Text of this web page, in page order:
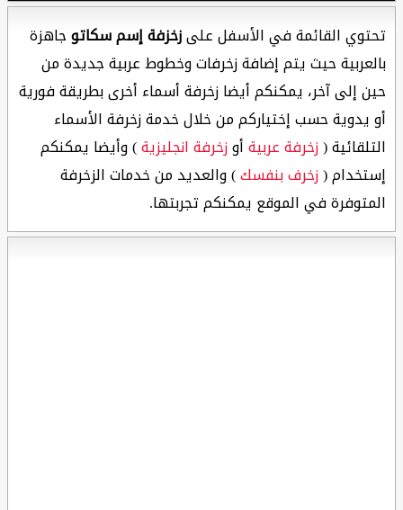
تحتوي القائمة في الأسفل علىزخزفة إسم سكاتوجاهزة
بالعربية حيث يتم إضافة زخرفات وخطوط عربية جديدة من
حين إلى آخر، يمكنكم أيضا زخرفة أسماء أخرى بطريقة فورية
أو يدوية حسب إختياركم من خلال خدمة زخرفة الأسماء
التلقائية (زخرفة عربيةأوزخرفة انجليزية) وأيضا يمكنكم
إستخدام (زخرف بنفسك) والعديد من خدمات الزخرفة
المتوفرة في الموقع يمكنكم تجربتها.